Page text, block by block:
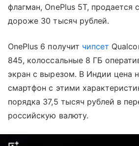
флагман, OnePlus 5T, продается
дороже 30 тысяч рублей.
OnePlus 6 получит чипсет
845, колоссальные 8 ГБ
экран с вырезом. В Индии цена
смартфон с этими
порядка 37,5 тысяч рублей в
российскую валюту.